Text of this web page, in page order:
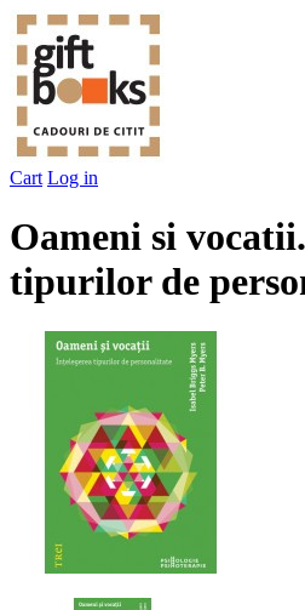
Cart Log in
Oameni si
tipurilor de